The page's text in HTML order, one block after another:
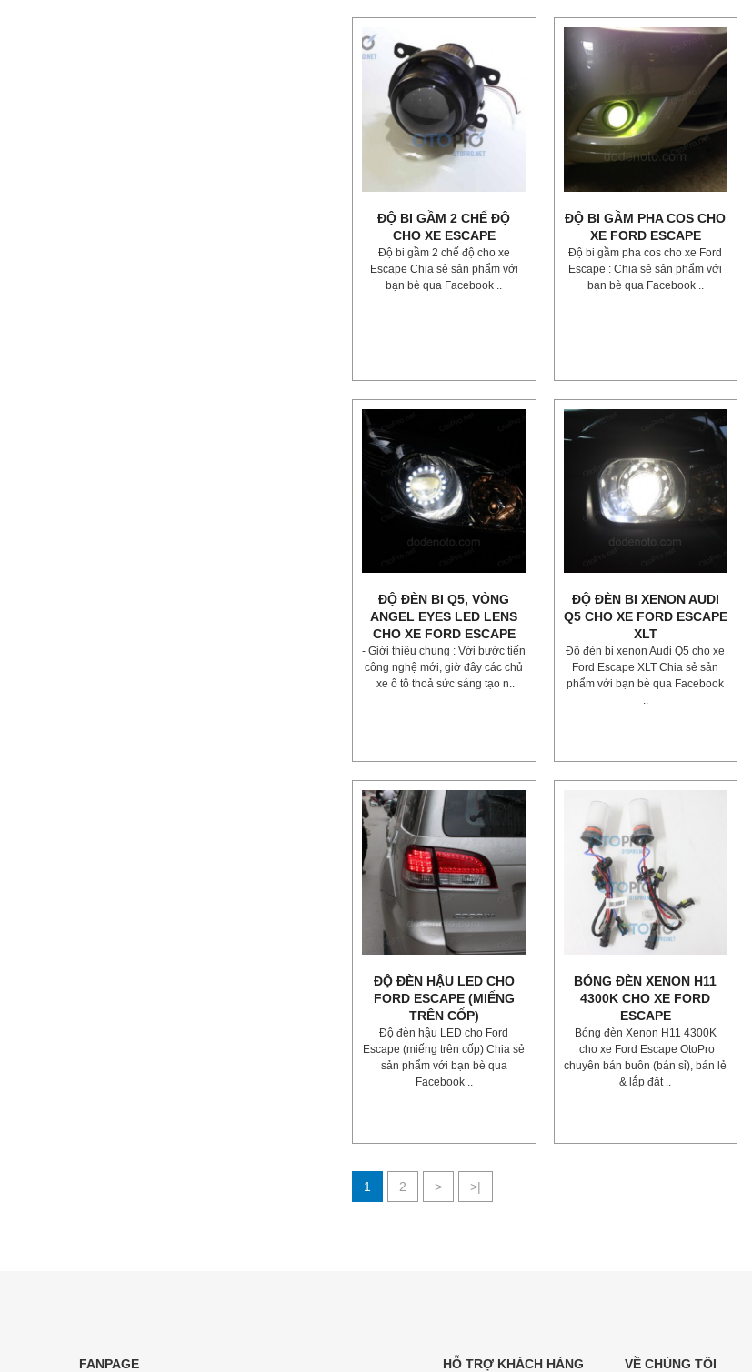
ĐỘ BI GẦM 2 CHẾ ĐỘ
CHO XE ESCAPE
Độ bi gầm 2 chế độ cho xe
Escape Chia sẻ sản phẩm với
bạn bè qua Facebook ..
ĐỘ BI GẦM PHA COS CHO
XE FORD ESCAPE
Độ bi gầm pha cos cho xe Ford
Escape : Chia sẻ sản phẩm với
bạn bè qua Facebook ..
ĐỘ ĐÈN BI Q5, VÒNG
ANGEL EYES LED LENS
CHO XE FORD ESCAPE
- Giới thiệu chung : Với bước tiến
công nghệ mới, giờ đây các chủ
xe ô tô thoả sức sáng tạo n..
ĐỘ ĐÈN BI XENON AUDI
Q5 CHO XE FORD ESCAPE
XLT
Độ đèn bi xenon Audi Q5 cho xe
Ford Escape XLT Chia sẻ sản
phẩm với bạn bè qua Facebook
..
ĐỘ ĐÈN HẬU LED CHO
FORD ESCAPE (MIẾNG
TRÊN CỐP)
Độ đèn hậu LED cho Ford
Escape (miếng trên cốp) Chia sẻ
sản phẩm với bạn bè qua
Facebook ..
BÓNG ĐÈN XENON H11
4300K CHO XE FORD
ESCAPE
Bóng đèn Xenon H11 4300K
cho xe Ford Escape OtoPro
chuyên bán buôn (bán sỉ), bán lẻ
& lắp đặt ..
1 2 > >|
FANPAGE HỖ TRỢ KHÁCH HÀNG VỀ CHÚNG TÔI